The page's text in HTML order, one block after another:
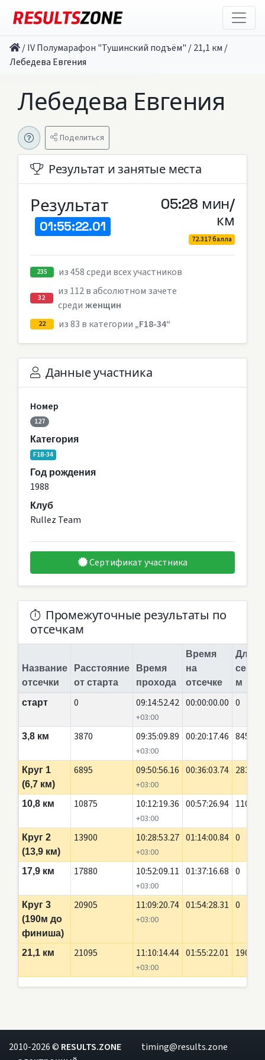
/IV Полумарафон "Тушинский подъём" /21,1 км /
Лебедева Евгения
Лебедева Евгения
Поделиться
Результат и занятые места
Результат
01:55:22.01
05:28 мин/
км
72.317 балла
235 из 458 среди всех участников
32
из 112 в абсолютном зачете
среди женщин
22 из 83 в категории „F18-34“
Данные участника
Номер
127
Категория
F18-34
Год рождения
1988
Клуб
Rullez Team
Сертификат участника
Промежуточные результаты по
отсечкам
Название
отсечки
Расстояние
от старта
Время
прохода
Время
на
отсечке
Длина
м
старт
0 09:14:52.42
+03:00
00:00:00.00 0
3,8 км 3870 09:35:09.89
+03:00
00:20:17.46 845
Круг 1
(6,7 км)
6895 09:50:56.16
+03:00
00:36:03.74 2835
10,8 км 10875 10:12:19.36
+03:00
00:57:26.94 110
Круг 2
(13,9 км)
13900 10:28:53.27
+03:00
01:14:00.84 0
17,9 км 17880 10:52:09.11
+03:00
01:37:16.68 0
Круг 3
(190м до
финиша)
20905 11:09:20.74
+03:00
01:54:28.31 0
21,1 км 21095 11:10:14.44
+03:00
01:55:22.01 190
2010-2026 © RESULTS.ZONE
timing@results.zone